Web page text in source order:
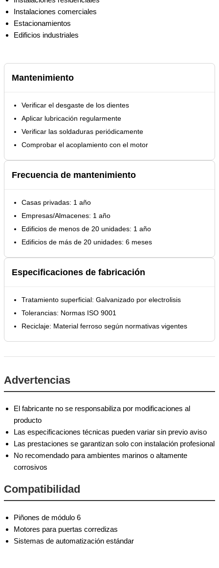
Instalaciones comerciales
Estacionamientos
Edificios industriales
Mantenimiento
Verificar el desgaste de los dientes
Aplicar lubricación regularmente
Verificar las soldaduras periódicamente
Comprobar el acoplamiento con el motor
Frecuencia de mantenimiento
Casas privadas: 1 año
Empresas/Almacenes: 1 año
Edificios de menos de 20 unidades: 1 año
Edificios de más de 20 unidades: 6 meses
Especificaciones de fabricación
Tratamiento superficial: Galvanizado por electrolisis
Tolerancias: Normas ISO 9001
Reciclaje: Material ferroso según normativas vigentes
Advertencias
El fabricante no se responsabiliza por modificaciones al
producto
Las especificaciones técnicas pueden variar sin previo aviso
Las prestaciones se garantizan solo con instalación profesional
No recomendado para ambientes marinos o altamente
corrosivos
Compatibilidad
Piñones de módulo 6
Motores para puertas corredizas
Sistemas de automatización estándar